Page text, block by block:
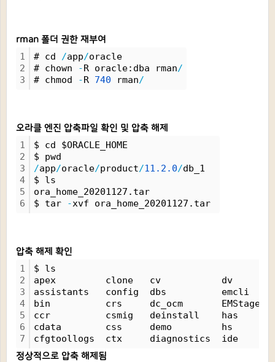
rman 폴더 권한 재부여
1
2
3
# cd /app/oracle
# chown
-R oracle:dba rman/
# chmod
-R 740 rman/
오라클 엔진 압축파일 확인 및 압축 해제
1
2
3
4
5
6
$ cd $ORACLE_HOME
$ pwd
/app/oracle/product/11. 2. 0/db_1
$ ls
ora_home_20201127.tar
$ tar
-xvf ora_home_20201127.tar
압축 해제 확인
1
2
3
4
5
6
7
$ ls
apex         clone   cv           dv
assistants   config  dbs          emcli
bin          crs     dc_ocm       EMStage
ccr          csmig   deinstall    has
cdata        css     demo         hs
cfgtoollogs  ctx     diagnostics  ide
정상적으로 압축 해제됨